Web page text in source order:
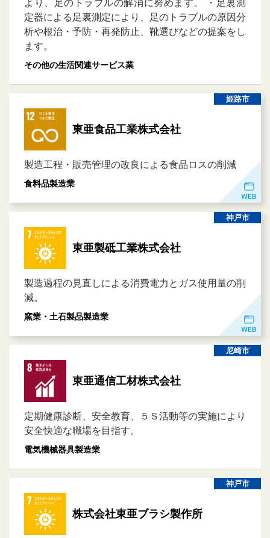
より、足のトラブルの解消に努めます。 ・足裏測
定器による足裏測定により、足のトラブルの原因分
析や根治・予防・再発防止、靴選びなどの提案をし
ます。
その他の生活関連サービス業
姫路市
東亜食品工業株式会社
製造工程・販売管理の改良による食品ロスの削減
食料品製造業
神戸市
東亜製砥工業株式会社
製造過程の見直しによる消費電力とガス使用量の削
減。
窯業・土石製品製造業
尼崎市
東亜通信工材株式会社
定期健康診断、安全教育、５Ｓ活動等の実施により
安全快適な職場を目指す。
電気機械器具製造業
神戸市
株式会社東亜ブラシ製作所